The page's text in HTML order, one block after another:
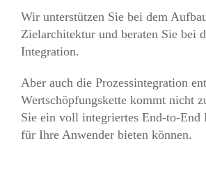
Wir unterstützen Sie bei dem
Zielarchitektur und beraten Sie bei
Integration.
Aber auch die Prozessintegration
Wertschöpfungskette kommt nicht
Sie ein voll integriertes End-to-End
für Ihre Anwender bieten können.